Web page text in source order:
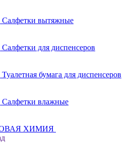
Салфетки вытяжные
Салфетки для диспенсеров
Туалетная бумага для диспенсеров
Салфетки влажные
ХИМИЯ